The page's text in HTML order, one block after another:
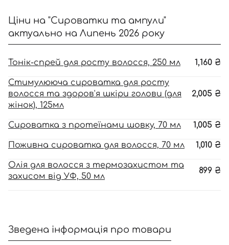
Ціни на "Сироватки та ампули"
актуально на Липень 2026 року
Тонік-спрей для росту волосся, 250 мл 1,160 ₴
Стимулююча сироватка для росту
волосся та здоров'я шкіри голови (для
жінок), 125мл
2,005 ₴
Сироватка з протеїнами шовку, 70 мл 1,005 ₴
Поживна сироватка для волосся, 70 мл 1,010 ₴
Олія для волосся з термозахистом та
захисом від УФ, 50 мл
899 ₴
Зведена інформація про товари